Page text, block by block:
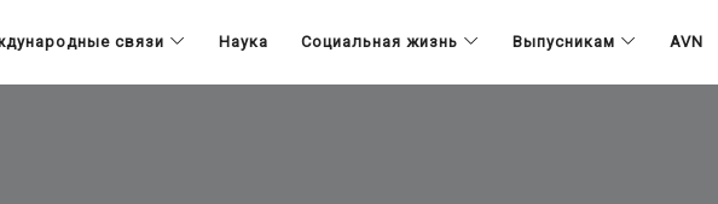
связи Наука Социальная жизнь Выпусникам AVN